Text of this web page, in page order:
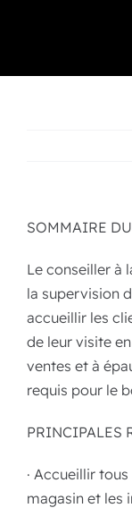
SOMMAIRE
Le conseiller à
la supervision
accueillir les
de leur visite
ventes et à
requis pour le
PRINCIPALES
· Accueillir
magasin et les